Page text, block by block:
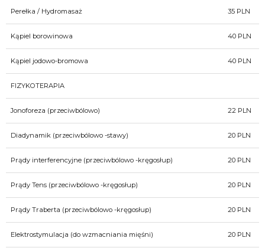
Perełka / Hydromasaż 35 PLN
Kąpiel borowinowa 40 PLN
Kąpiel jodowo-bromowa 40 PLN
FIZYKOTERAPIA
Jonoforeza (przeciwbólowo) 22 PLN
Diadynamik (przeciwbólowo -stawy) 20 PLN
Prądy interferencyjne (przeciwbólowo -kręgosłup) 20 PLN
Prądy Tens (przeciwbólowo -kręgosłup) 20 PLN
Prądy Traberta (przeciwbólowo -kręgosłup) 20 PLN
Elektrostymulacja (do wzmacniania mięśni) 20 PLN